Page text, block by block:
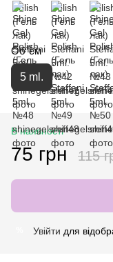
Об`єм
5 ml.
В наявності
75 грн 115
Увійти для